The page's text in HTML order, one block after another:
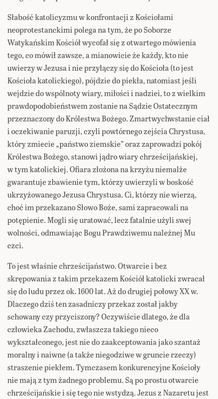
Słabość katolicyzmu w konfrontacji z Kościołami
neoprotestanckimi polega na tym, że po Soborze
Watykańskim Kościół wycofał się z otwartego mówienia
tego, co mówił zawsze, a mianowicie że każdy, kto nie
uwierzy w Jezusa i nie przyłączy się do Kościoła (to jest
Kościoła katolickiego), pójdzie do piekła, natomiast jeśli
wejdzie do wspólnoty wiary, miłości i nadziei, to z wielkim
prawdopodobieństwem zostanie na Sądzie Ostatecznym
przeznaczony do Królestwa Bożego. Zmartwychwstanie ciał
i oczekiwanie paruzji, czyli powtórnego zejścia Chrystusa,
który zmiecie „państwo ziemskie” oraz zaprowadzi pokój
Królestwa Bożego, stanowi jądro wiary chrześcijańskiej,
w tym katolickiej. Ofiara złożona na krzyżu niemalże
gwarantuje zbawienie tym, którzy uwierzyli w boskość
ukrzyżowanego Jezusa Chrystusa. Ci, którzy nie wierzą,
choć im przekazano Słowo Boże, sami zapracowali na
potępienie. Mogli się uratować, lecz fatalnie użyli swej
wolności, odmawiając Bogu Prawdziwemu należnej Mu
czci.
To jest właśnie chrześcijaństwo. Otwarcie i bez
skrępowania z takim przekazem Kościół katolicki zwracał
się do ludu przez ok. 1600 lat. Aż do drugiej połowy XX w.
Dlaczego dziś ten zasadniczy przekaz został jakby
schowany czy przyciszony? Oczywiście dlatego, że dla
człowieka Zachodu, zwłaszcza takiego nieco
wykształconego, jest nie do zaakceptowania jako szantaż
moralny i naiwne (a także niegodziwe w gruncie rzeczy)
straszenie piekłem. Tymczasem konkurencyjne Kościoły
nie mają z tym żadnego problemu. Są po prostu otwarcie
chrześcijańskie i się tego nie wstydzą. Jezus z Nazaretu jest